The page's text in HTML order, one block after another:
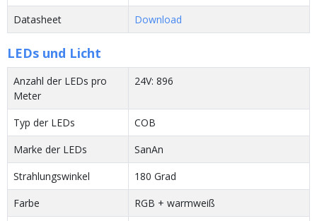
Datasheet Download
LEDs und Licht
Anzahl der LEDs pro
Meter
24V: 896
Typ der LEDs
COB
Marke der LEDs
SanAn
Strahlungswinkel
180 Grad
Farbe
RGB + warmweiß